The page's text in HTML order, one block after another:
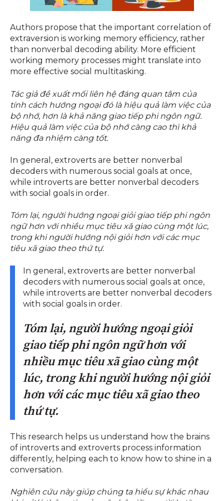
Authors propose that the important correlation of
extraversion is working memory efficiency, rather
than nonverbal decoding ability. More efficient
working memory processes might translate into
more effective social multitasking.
Tác giả đề xuất mối liên hệ đáng quan tâm của
tính cách hướng ngoại đó là hiệu quả làm việc của
bộ nhớ, hơn là khả năng giao tiếp phi ngôn ngữ.
Hiệu quả làm việc của bộ nhớ càng cao thì khả
năng đa nhiệm càng tốt.
In general, extroverts are better nonverbal
decoders with numerous social goals at once,
while introverts are better nonverbal decoders
with social goals in order.
Tóm lại, người hướng ngoại giỏi giao tiếp phi ngôn
ngữ hơn với nhiều mục tiêu xã giao cùng một lúc,
trong khi người hướng nội giỏi hơn với các mục
tiêu xã giao theo thứ tự.
In general, extroverts are better nonverbal
decoders with numerous social goals at once,
while introverts are better nonverbal decoders
with social goals in order.
Tóm lại, người hướng ngoại giỏi
giao tiếp phi ngôn ngữ hơn với
nhiều mục tiêu xã giao cùng một
lúc, trong khi người hướng nội giỏi
hơn với các mục tiêu xã giao theo
thứ tự.
This research helps us understand how the brains
of introverts and extroverts process information
differently, helping each to know how to shine in a
conversation.
Nghiên cứu này giúp chúng ta hiểu sự khác nhau